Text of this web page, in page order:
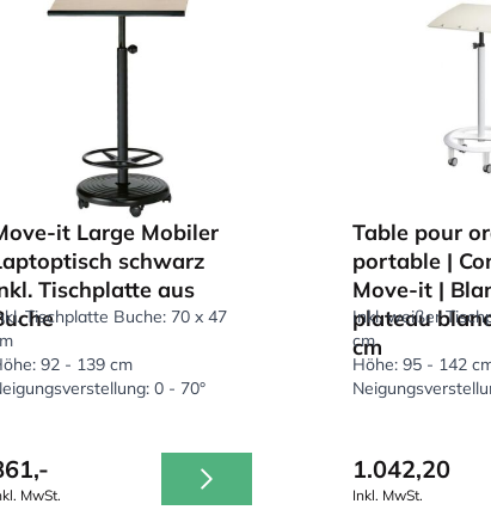
it Large Mobiler
schwarz
Tischplatte aus
Tischplatte Buche: 70 x 47
92 - 139 cm
0 - 70°
MwSt.
Table pour
portable |
Move-it |
plateau
cm
Inkl. weißer
cm
Höhe: 95 - 142
1.042,20
Inkl. MwSt.